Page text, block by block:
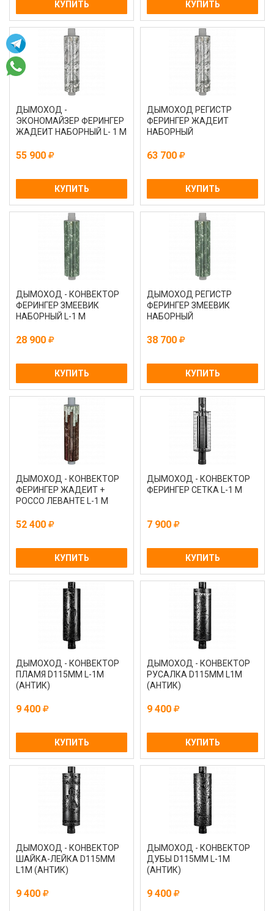
КУПИТЬ КУПИТЬ
ДЫМОХОД -
ЭКОНОМАЙЗЕР ФЕРИНГЕР
ЖАДЕИТ НАБОРНЫЙ L- 1 М
55 900
КУПИТЬ
ДЫМОХОД РЕГИСТР
ФЕРИНГЕР ЖАДЕИТ
НАБОРНЫЙ
63 700
КУПИТЬ
ДЫМОХОД - КОНВЕКТОР
ФЕРИНГЕР ЗМЕЕВИК
НАБОРНЫЙ L-1 М
28 900
КУПИТЬ
ДЫМОХОД РЕГИСТР
ФЕРИНГЕР ЗМЕЕВИК
НАБОРНЫЙ
38 700
КУПИТЬ
ДЫМОХОД - КОНВЕКТОР
ФЕРИНГЕР ЖАДЕИТ +
РОССО ЛЕВАНТЕ L-1 М
52 400
КУПИТЬ
ДЫМОХОД - КОНВЕКТОР
ФЕРИНГЕР СЕТКА L-1 М
7 900
КУПИТЬ
ДЫМОХОД - КОНВЕКТОР
ПЛАМЯ D115ММ L-1М
(АНТИК)
9 400
КУПИТЬ
ДЫМОХОД - КОНВЕКТОР
РУСАЛКА D115ММ L1М
(АНТИК)
9 400
КУПИТЬ
ДЫМОХОД - КОНВЕКТОР
ШАЙКА-ЛЕЙКА D115ММ
L1М (АНТИК)
9 400
ДЫМОХОД - КОНВЕКТОР
ДУБЫ D115ММ L-1М
(АНТИК)
9 400